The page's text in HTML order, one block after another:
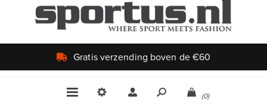
verzending boven de €60
(0)